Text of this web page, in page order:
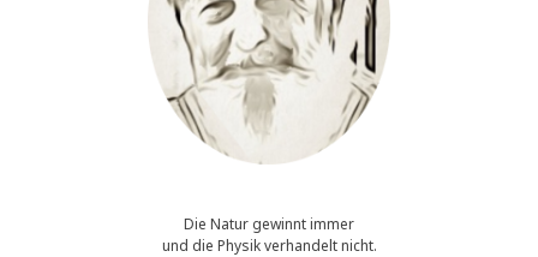
F
l
g
n
Die Natur gewinnt immer
und die Physik verhandelt nicht.